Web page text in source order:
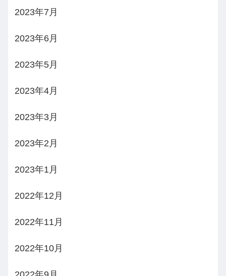
2023年7月
2023年6月
2023年5月
2023年4月
2023年3月
2023年2月
2023年1月
2022年12月
2022年11月
2022年10月